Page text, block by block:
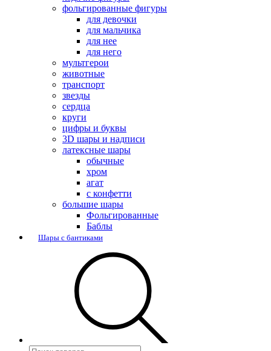
фольгированные фигуры
для девочки
для мальчика
для нее
для него
мультгерои
животные
транспорт
звезды
сердца
круги
цифры и буквы
3D шары и надписи
латексные шары
обычные
хром
агат
с конфетти
большие шары
Фольгированные
Баблы
Шары с бантиками